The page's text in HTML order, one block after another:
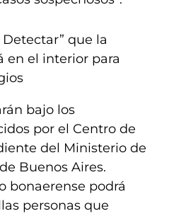
que la
en el interior para
bajo los
por el Centro de
del Ministerio de
Buenos Aires.
bonaerense podrá
personas que